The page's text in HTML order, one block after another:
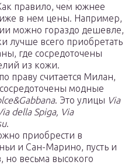
правило, чем южнее
в нем цены. Например,
можно гораздо дешевле,
лучше всего приобретать
где сосредоточены
из кожи.
праву считается Милан,
модные
. Это улицы Via
della Spiga, Via
.
приобрести в
и Сан-Марино, пусть и
но весьма высокого